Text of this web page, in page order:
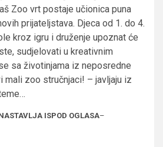
Zoo vrt postaje učionica puna
prijateljstava. Djeca od 1. do 4.
kroz igru i druženje upoznat će
sudjelovati u kreativnim
sa životinjama iz neposredne
mali zoo stručnjaci! – javljaju iz
ISPOD OGLASA–